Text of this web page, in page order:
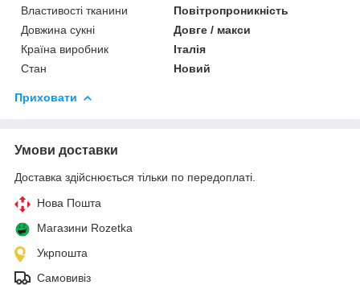
Властивості тканини
Повітропроникність
Довжина сукні
Довге / макси
Країна виробник
Італія
Стан
Новий
Приховати
Умови доставки
Доставка здійснюється тільки по передоплаті.
Нова Пошта
Магазини Rozetka
Укрпошта
Самовивіз